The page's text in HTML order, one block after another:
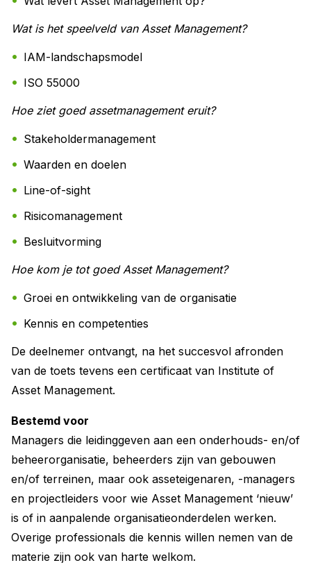
Wat is het speelveld van Asset Management?
IAM-landschapsmodel
ISO 55000
Hoe ziet goed assetmanagement eruit?
Stakeholdermanagement
Waarden en doelen
Line-of-sight
Risicomanagement
Besluitvorming
Hoe kom je tot goed Asset Management?
Groei en ontwikkeling van de organisatie
Kennis en competenties
De deelnemer ontvangt, na het succesvol afronden
van de toets tevens een certificaat van Institute of
Asset Management.
Bestemd voor
Managers die leidinggeven aan een onderhouds- en/of
beheerorganisatie, beheerders zijn van gebouwen
en/of terreinen, maar ook asseteigenaren, -managers
en projectleiders voor wie Asset Management ‘nieuw’
is of in aanpalende organisatieonderdelen werken.
Overige professionals die kennis willen nemen van de
materie zijn ook van harte welkom.